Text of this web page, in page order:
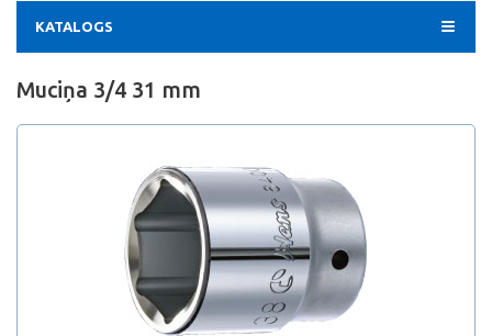
KATALOGS
Muciņa 3/4 31 mm